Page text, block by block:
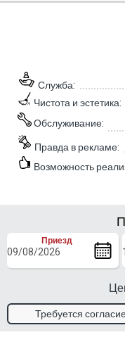
Служба:
Чистота и эстетика:
Обслуживание:
Правда в рекламе:
Возможность
Приезд
Требуется